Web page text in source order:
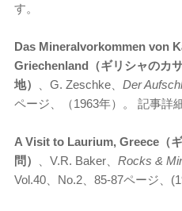
す。
Das Mineralvorkommen von
Griechenland（ギリシャのカ
地）
、G. Zeschke、 Der
ページ、（1963年）。 記事詳
A Visit to Laurium, Greece（
問）
、V.R. Baker、 Rocks &
Vol.40、No.2、85-87ページ、